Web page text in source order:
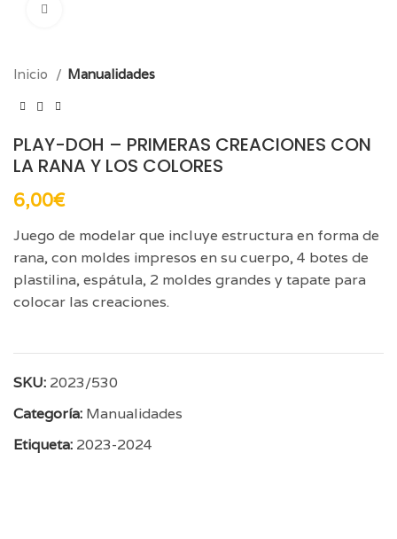
Inicio Manualidades
PLAY-DOH – PRIMERAS CREACIONES CON
LA RANA Y LOS COLORES
6,00€
Juego de modelar que incluye estructura en forma de
rana, con moldes impresos en su cuerpo, 4 botes de
plastilina, espátula, 2 moldes grandes y tapate para
colocar las creaciones.
SKU: 2023/530
Categoría: Manualidades
Etiqueta: 2023-2024